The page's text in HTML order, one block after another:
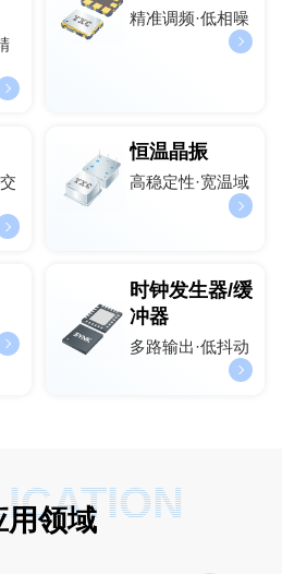
精准调频·低相噪
恒温晶振
高稳定性·宽温域
时钟发生器/缓
冲器
多路输出·低抖动
用领域